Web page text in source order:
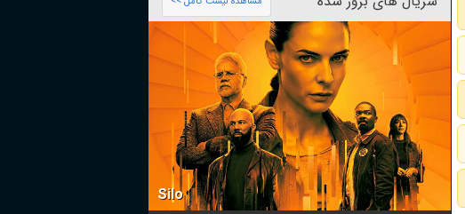
Silo